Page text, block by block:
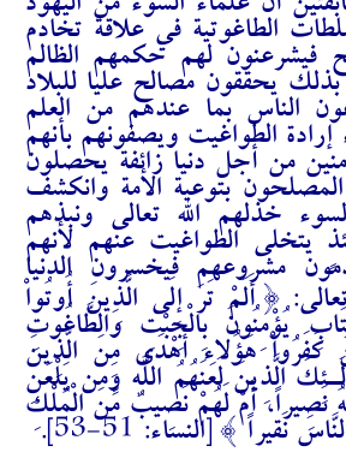
أن علماء السوء من اليهود
الطاغوتية في علاقة تخادم
فيشرعنون لهم حكمهم الظالم
يحققون مصالح عليا للبلاد
الناس بما عندهم من العلم
الطواغيت ويصفونهم بأنهم
من أجل دنيا زائفة يحصلون
المصلحون بتوعية الأمة وانكشف
خذلهم الله تعالى ونبذهم
يتخلى الطواغيت عنهم لأنهم
مشروعهم فيخسرون الدنيا
{ أَلَمْ تَرَ إِلَى الَّذِينَ أُوتُواْ
يُؤْمِنُونَ بِالْجِبْتِ وَالطَّاغُوتِ
كَفَرُواْ هَؤُلاء أَهْدَى مِنَ الَّذِينَ
الَّذِينَ لَعَنَهُمُ اللّهُ وَمَن يَلْعَنِ
نَصِيراً، أَمْ لَهُمْ نَصِيبٌ مِّنَ الْمُلْكِ
نَقِيراً } [النساء: 51-53].